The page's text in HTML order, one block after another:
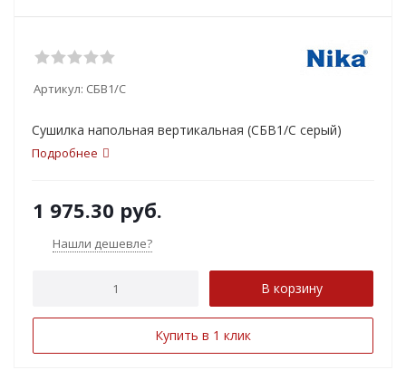
Артикул: СБВ1/С
Сушилка напольная вертикальная (СБВ1/С серый)
Подробнее
1 975.30 руб.
Нашли дешевле?
В корзину
Купить в 1 клик